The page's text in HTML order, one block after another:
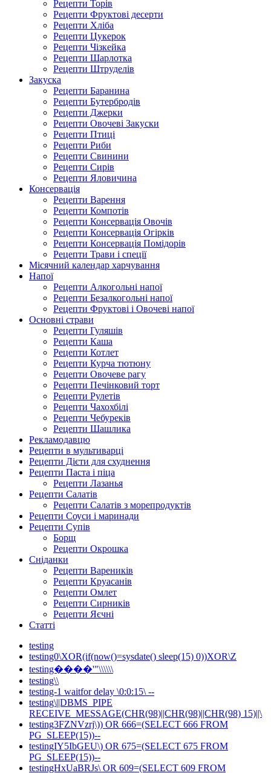
Рецепти Торів
Рецепти Фруктові десерти
Рецепти Хліба
Рецепти Цукерок
Рецепти Чізкейка
Рецепти Шарлотка
Рецепти Штруделів
Закуска
Рецепти Баранина
Рецепти Бутербродів
Рецепти Джерки
Рецепти Овочеві Закуски
Рецепти Птиці
Рецепти Риби
Рецепти Свинини
Рецепти Сирів
Рецепти Яловичина
Консервація
Рецепти Варення
Рецепти Компотів
Рецепти Консервація Овочів
Рецепти Консервація Огірків
Рецепти Консервація Помідорів
Рецепти Трави і спеції
Місячний календар харчування
Напої
Рецепти Алкогольні напої
Рецепти Безалкогольні напої
Рецепти Фруктові і Овочеві напої
Основні страви
Рецепти Гуляшів
Рецепти Каша
Рецепти Котлет
Рецепти Курча тютюну
Рецепти Овочеве рагу
Рецепти Печінковий торт
Рецепти Рулетів
Рецепти Чахохбілі
Рецепти Чебуреків
Рецепти Шашлика
Рекламодавцю
Рецепти в мультиварці
Рецепти Дієти для схуднення
Рецепти Паста і піца
Рецепти Лазанья
Рецепти Салатів
Рецепти Салатів з морепродуктів
Рецепти Соуси і маринади
Рецепти Супів
Борщ
Рецепти Окрошка
Сніданки
Рецепти Вареників
Рецепти Круасанів
Рецепти Омлет
Рецепти Сирників
Рецепти Яєчні
Статті
testing
testing0\XOR(if(now()=sysdate() sleep(15) 0))XOR\Z
testing����'"\\\\\\
testing\\
testing-1 waitfor delay \0:0:15\ --
testing\||DBMS_PIPE
RECEIVE_MESSAGE(CHR(98)||CHR(98)||CHR(98) 15)||\
testing3FZNVzrj\)) OR 666=(SELECT 666 FROM
PG_SLEEP(15))--
testingIY5IbGEU\) OR 675=(SELECT 675 FROM
PG_SLEEP(15))--
testingHxUaBRJs\ OR 609=(SELECT 609 FROM